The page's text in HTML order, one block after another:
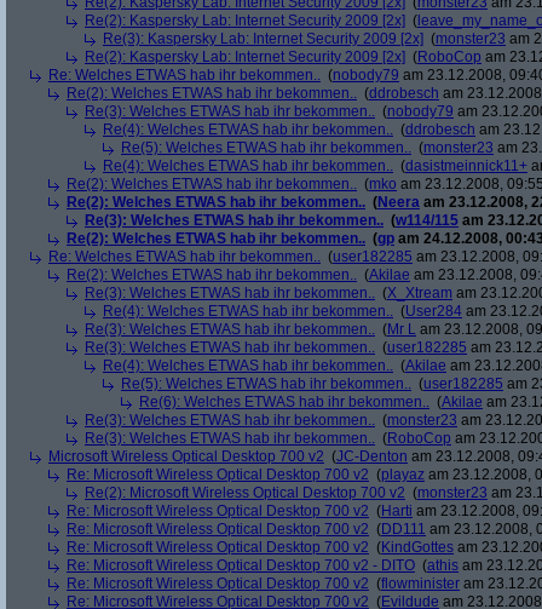
Re(2): Kaspersky Lab: Internet Security 2009 [2x] (
Re(3): Kaspersky Lab: Internet Security 2009 [2x] (monster23 am
Re(2): Kaspersky Lab: Internet Security 2009 [2x] (RoboCop am
Re: Welches ETWAS hab ihr bekommen.. (nobody79 am 23.12.2008,
Re(2): Welches ETWAS hab ihr bekommen.. (ddrobesch am
Re(3): Welches ETWAS hab ihr bekommen.. (nobody79 am
Re(4): Welches ETWAS hab ihr bekommen.. (ddrobesch am
Re(5): Welches ETWAS hab ihr bekommen.. (monster23 am
Re(4): Welches ETWAS hab ihr bekommen.. (dasistmeinnick11+
Re(2): Welches ETWAS hab ihr bekommen.. (mko am 23.12.2008,
Re(2): Welches ETWAS hab ihr bekommen.. (Neera am 23.12.2008,
Re(3): Welches ETWAS hab ihr bekommen.. (w114/115 am
Re(2): Welches ETWAS hab ihr bekommen.. (gp am 24.12.2008,
Re: Welches ETWAS hab ihr bekommen.. (user182285 am 23.12.2008,
Re(2): Welches ETWAS hab ihr bekommen.. (Akilae am 23.12.2008,
Re(3): Welches ETWAS hab ihr bekommen.. (X_Xtream am
Re(4): Welches ETWAS hab ihr bekommen.. (User284 am
Re(3): Welches ETWAS hab ihr bekommen.. (Mr L am 23.12.2008,
Re(3): Welches ETWAS hab ihr bekommen.. (user182285 am
Re(4): Welches ETWAS hab ihr bekommen.. (Akilae am
Re(5): Welches ETWAS hab ihr bekommen.. (user182285 am
Re(6): Welches ETWAS hab ihr bekommen.. (Akilae am
Re(3): Welches ETWAS hab ihr bekommen.. (monster23 am
Re(3): Welches ETWAS hab ihr bekommen.. (RoboCop am
Microsoft Wireless Optical Desktop 700 v2 (JC-Denton am 23.12.2008,
Re: Microsoft Wireless Optical Desktop 700 v2 (playaz am 23.12.2008,
Re(2): Microsoft Wireless Optical Desktop 700 v2 (monster23 am
Re: Microsoft Wireless Optical Desktop 700 v2 (Harti am 23.12.2008,
Re: Microsoft Wireless Optical Desktop 700 v2 (DD111 am 23.12.2008,
Re: Microsoft Wireless Optical Desktop 700 v2 (KindGottes am
Re: Microsoft Wireless Optical Desktop 700 v2 - DITO (athis am
Re: Microsoft Wireless Optical Desktop 700 v2 (flowminister am
Re: Microsoft Wireless Optical Desktop 700 v2 (Evildude am